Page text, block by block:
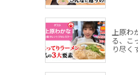
上原わ
る、こ
り尽く